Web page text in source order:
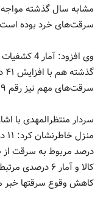
سرقت‌های خرد بوده
وی
سرقت‌های مهم نیز رقم ۹ درصد به ثبت رسیده است.
کالا و آمار ۶
کاهش وقوع سرقتها